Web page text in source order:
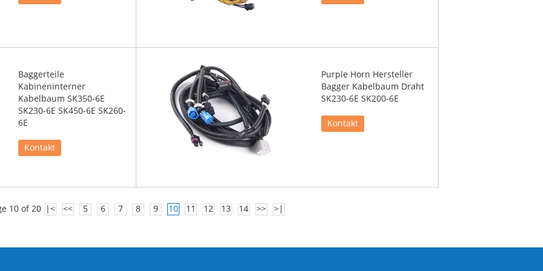
Baggerteile
Kabineninterner
Kabelbaum SK350-6E
SK230-6E SK450-6E SK260-
6E
Kontakt
Purple Horn Hersteller
Bagger Kabelbaum Draht
SK230-6E SK200-6E
Kontakt
10 of 20 |< << 5 6 7 8 9 10 11 12 13 14 >> >|